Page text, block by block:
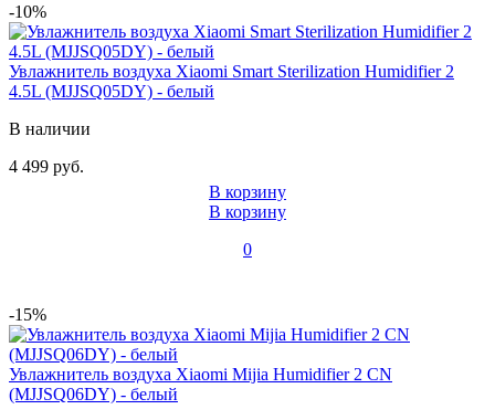
-10%
Увлажнитель воздуха Xiaomi Smart Sterilization Humidifier 2
4.5L (MJJSQ05DY) - белый
В наличии
4 499 руб.
В корзину
В корзину
0
-15%
Увлажнитель воздуха Xiaomi Mijia Humidifier 2 CN
(MJJSQ06DY) - белый